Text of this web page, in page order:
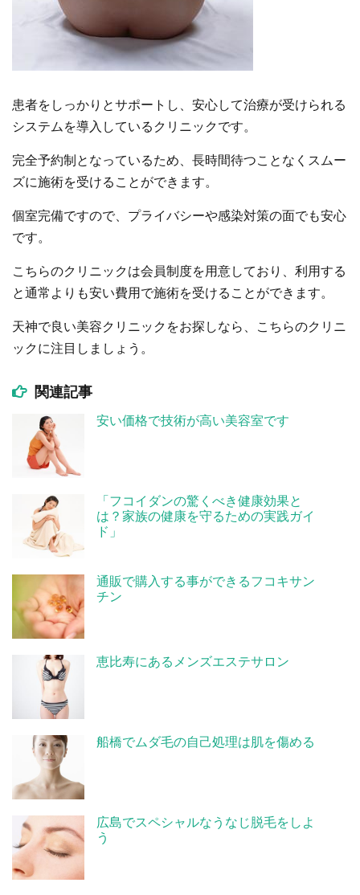
患者をしっかりとサポートし、安心して治療が受けられる
システムを導入しているクリニックです。
完全予約制となっているため、長時間待つことなくスムー
ズに施術を受けることができます。
個室完備ですので、プライバシーや感染対策の面でも安心
です。
こちらのクリニックは会員制度を用意しており、利用する
と通常よりも安い費用で施術を受けることができます。
天神で良い美容クリニックをお探しなら、こちらのクリニ
ックに注目しましょう。
関連記事
安い価格で技術が高い美容室です
「フコイダンの驚くべき健康効果と
は？家族の健康を守るための実践ガイ
ド」
通販で購入する事ができるフコキサン
チン
恵比寿にあるメンズエステサロン
船橋でムダ毛の自己処理は肌を傷める
広島でスペシャルなうなじ脱毛をしよ
う